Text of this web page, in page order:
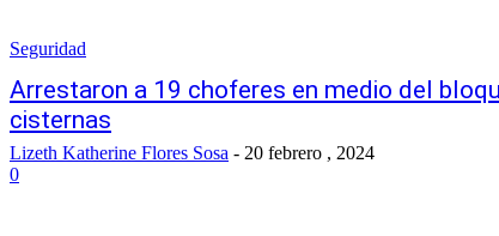
Seguridad
Arrestaron a 19 choferes en medio del
cisternas
Lizeth Katherine Flores Sosa - 20 febrero , 2024
0